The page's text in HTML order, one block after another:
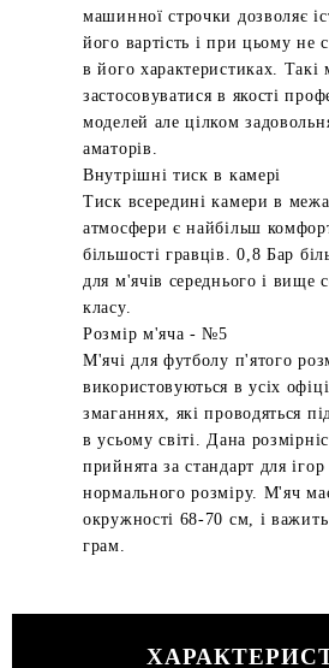
машинної строчки дозволяє
його вартість і при цьому не
в його характеристиках.
застосовуватися в якості
моделей але цілком
аматорів.
Внутрішні тиск в камері
Тиск всередині камери в
атмосфери є найбільш
більшості гравців. 0,8 Бар
для м'ячів середнього і вище
класу.
Розмір м'яча - №5
М'ячі для футболу п'ятого
використовуються в усіх
змаганнях, які проводяться
в усьому світі. Дана
прийнята за стандарт для
нормального розміру. М'яч
окружності 68-70 см, і
грам.